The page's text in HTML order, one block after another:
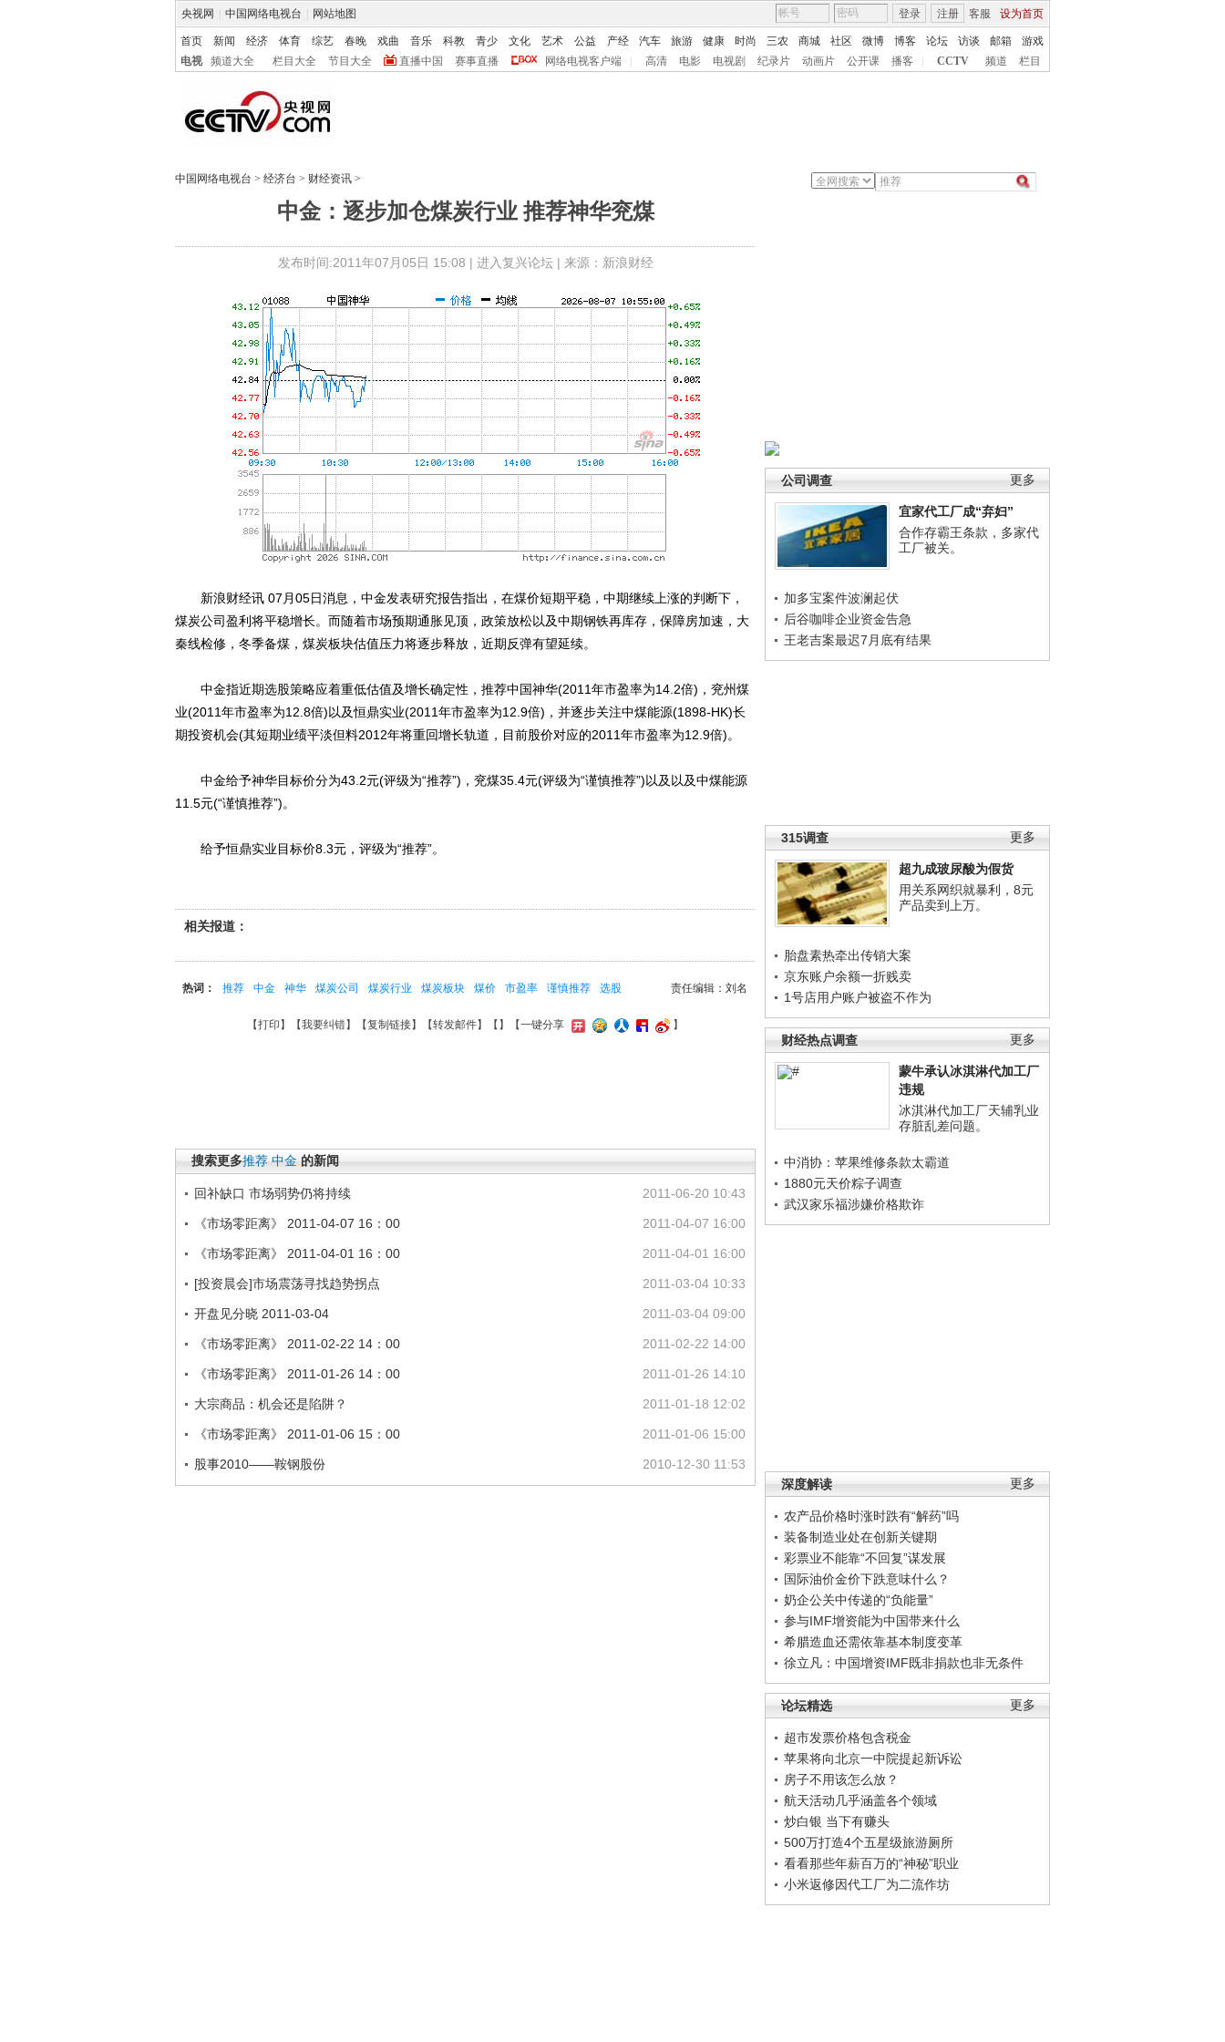
央视网 中国网络电视台 网站地图 客服 设为首页
登录 注册
首页 新闻 经济 体育 综艺 春晚 戏曲 音乐 科教 青少 文化 艺术 公益 产经 汽车 旅游 健康 时尚 三农 商城 社区 微博 博客 论坛 访谈 邮箱
游戏
电视
频道大全 栏目大全 节目大全 直播中国 赛事直播 网络电视客户端 高清 电影 电视剧 纪录片 动画片 公开课 播客 CCTV 频道 栏目
中国网络电视台 > 经济台 > 财经资讯 >
中金：逐步加仓煤炭行业 推荐神华兖煤
发布时间:2011年07月05日 15:08 | 进入复兴论坛| 来源：新浪财经
更多
公司调查
宜家代工厂成“弃妇”
合作存霸王条款，多家代
工厂被关。
加多宝案件波澜起伏
后谷咖啡企业资金告急
王老吉案最迟7月底有结果
更多
315调查
超九成玻尿酸为假货
用关系网织就暴利，8元
产品卖到上万。
胎盘素热牵出传销大案
京东账户余额一折贱卖
1号店用户账户被盗不作为
更多
财经热点调查
蒙牛承认冰淇淋代加工厂
违规
冰淇淋代加工厂天辅乳业
存脏乱差问题。
中消协：苹果维修条款太霸道
1880元天价粽子调查
武汉家乐福涉嫌价格欺诈
更多
深度解读
农产品价格时涨时跌有“解药”吗
装备制造业处在创新关键期
彩票业不能靠“不回复”谋发展
国际油价金价下跌意味什么？
奶企公关中传递的“负能量”
参与IMF增资能为中国带来什么
希腊造血还需依靠基本制度变革
徐立凡：中国增资IMF既非捐款也非无条件
更多
论坛精选
超市发票价格包含税金
苹果将向北京一中院提起新诉讼
房子不用该怎么放？
航天活动几乎涵盖各个领域
炒白银 当下有赚头
500万打造4个五星级旅游厕所
看看那些年薪百万的“神秘”职业
小米返修因代工厂为二流作坊
新浪财经讯 07月05日消息，中金发表研究报告指出，在煤价短期平稳，中期继续上涨的判断下，
煤炭公司盈利将平稳增长。而随着市场预期通胀见顶，政策放松以及中期钢铁再库存，保障房加速，大
秦线检修，冬季备煤，煤炭板块估值压力将逐步释放，近期反弹有望延续。
中金指近期选股策略应着重低估值及增长确定性，推荐中国神华(2011年市盈率为14.2倍)，兖州煤
业(2011年市盈率为12.8倍)以及恒鼎实业(2011年市盈率为12.9倍)，并逐步关注中煤能源(1898-HK)长
期投资机会(其短期业绩平淡但料2012年将重回增长轨道，目前股价对应的2011年市盈率为12.9倍)。
中金给予神华目标价分为43.2元(评级为“推荐”)，兖煤35.4元(评级为“谨慎推荐”)以及以及中煤能源
11.5元(“谨慎推荐”)。
给予恒鼎实业目标价8.3元，评级为“推荐”。
相关报道：
责任编辑：刘名
热词： 推荐 中金 神华 煤炭公司 煤炭行业 煤炭板块 煤价 市盈率 谨慎推荐 选股
【打印 】【我要纠错】【复制链接】【转发邮件】【 】 【一键分享 】
搜索更多推荐 中金 的新闻
2011-06-20 10:43
回补缺口 市场弱势仍将持续
2011-04-07 16:00
《市场零距离》 2011-04-07 16：00
2011-04-01 16:00
《市场零距离》 2011-04-01 16：00
2011-03-04 10:33
[投资晨会]市场震荡寻找趋势拐点
2011-03-04 09:00
开盘见分晓 2011-03-04
2011-02-22 14:00
《市场零距离》 2011-02-22 14：00
2011-01-26 14:10
《市场零距离》 2011-01-26 14：00
2011-01-18 12:02
大宗商品：机会还是陷阱？
2011-01-06 15:00
《市场零距离》 2011-01-06 15：00
2010-12-30 11:53
股事2010——鞍钢股份